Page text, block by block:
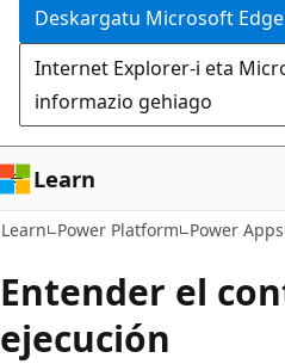
Deskargatu Microsoft Edge
Internet Explorer-i eta
informazio gehiago
Learn
Learn Power Platform Power Apps
Entender el
ejecución